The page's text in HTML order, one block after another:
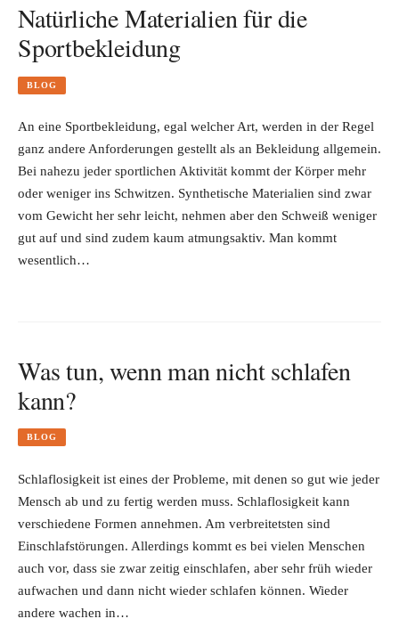
Natürliche Materialien für die
Sportbekleidung
BLOG
An eine Sportbekleidung, egal welcher Art, werden in der Regel
ganz andere Anforderungen gestellt als an Bekleidung allgemein.
Bei nahezu jeder sportlichen Aktivität kommt der Körper mehr
oder weniger ins Schwitzen. Synthetische Materialien sind zwar
vom Gewicht her sehr leicht, nehmen aber den Schweiß weniger
gut auf und sind zudem kaum atmungsaktiv. Man kommt
wesentlich…
Was tun, wenn man nicht schlafen
kann?
BLOG
Schlaflosigkeit ist eines der Probleme, mit denen so gut wie jeder
Mensch ab und zu fertig werden muss. Schlaflosigkeit kann
verschiedene Formen annehmen. Am verbreitetsten sind
Einschlafstörungen. Allerdings kommt es bei vielen Menschen
auch vor, dass sie zwar zeitig einschlafen, aber sehr früh wieder
aufwachen und dann nicht wieder schlafen können. Wieder
andere wachen in…